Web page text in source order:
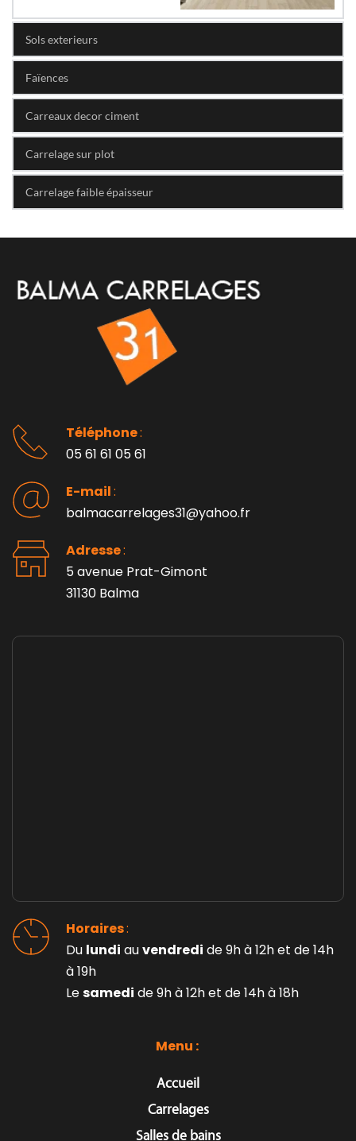
Sols exterieurs
Faïences
Carreaux decor ciment
Carrelage sur plot
Carrelage faible épaisseur
Menu :
Accueil
Carrelages
Salles de bains
Horaires :
Du lundi au vendredi de 9h à 12h et de 14h
à 19h
Le samedi de 9h à 12h et de 14h à 18h
Téléphone :
05 61 61 05 61
E-mail :
balmacarrelages31@yahoo.fr
Adresse :
5 avenue Prat-Gimont
31130 Balma